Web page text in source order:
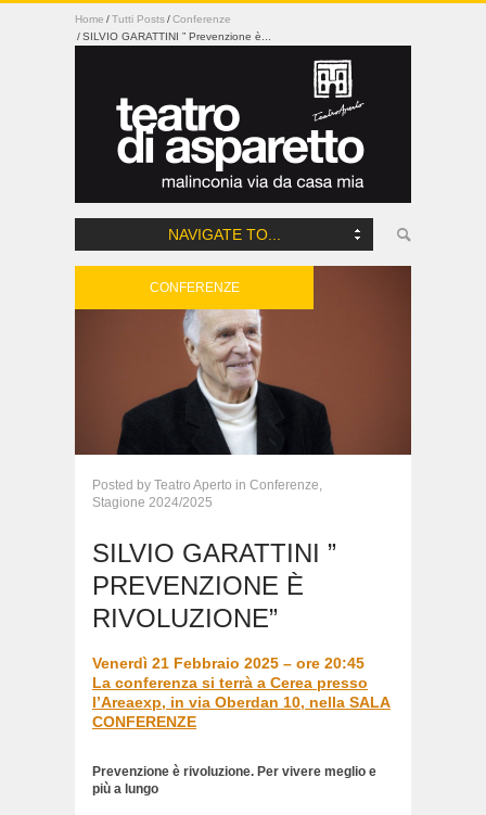
Home Tutti Posts
Conferenze
SILVIO GARATTINI ” Prevenzione è...
NAVIGATE TO...
CONFERENZE
Posted by Teatro Aperto in Conferenze,
Stagione 2024/2025
SILVIO GARATTINI ”
PREVENZIONE È
RIVOLUZIONE”
Venerdì 21 Febbraio 2025 – ore 20:45
La conferenza si terrà a Cerea presso
l’Areaexp, in via Oberdan 10, nella SALA
CONFERENZE
Prevenzione è rivoluzione. Per vivere meglio e
più a lungo